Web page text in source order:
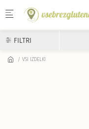
Skip to main content
FILTRI
VSI IZDELKI